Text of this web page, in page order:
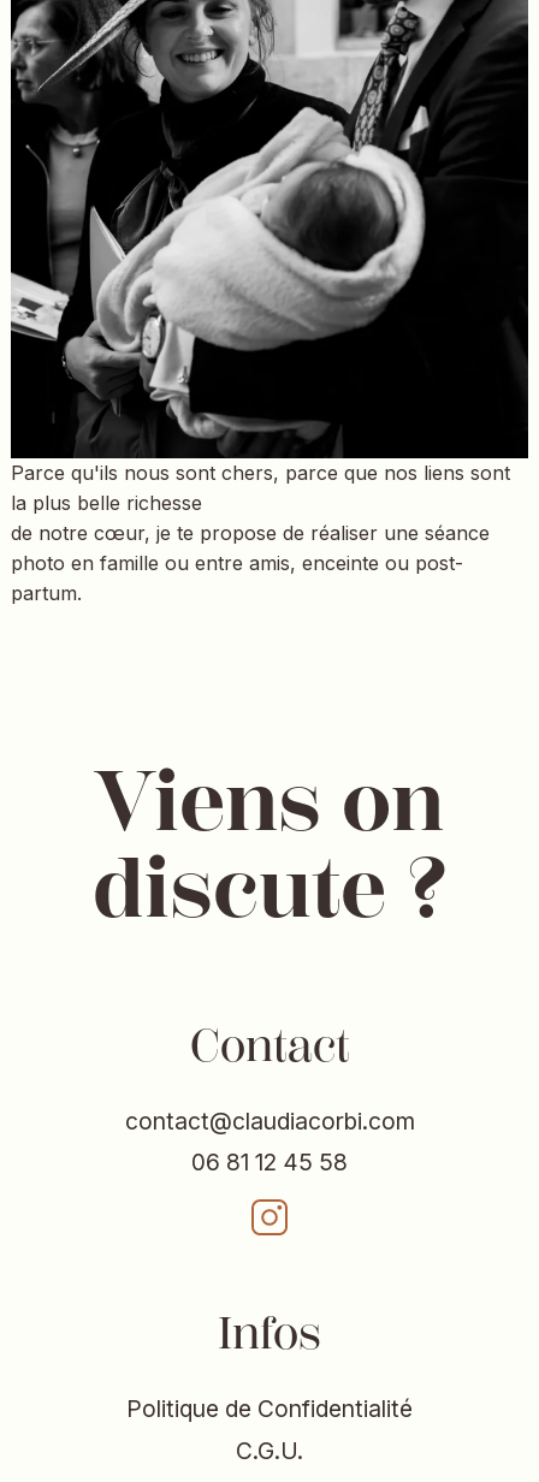
Parce qu'ils nous sont chers, parce que nos liens sont
la plus belle richesse
de notre cœur, je te propose de réaliser une séance
photo en famille ou entre amis, enceinte ou post-
partum.
Viens on
discute ?
Contact
contact@claudiacorbi.com
06 81 12 45 58
Infos
Politique de Confidentialité
C.G.U.